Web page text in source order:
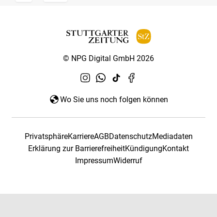
© NPG Digital GmbH 2026
Wo Sie uns noch folgen können
PrivatsphäreKarriereAGBDatenschutzMediadaten
Erklärung zur BarrierefreiheitKündigungKontakt
ImpressumWiderruf